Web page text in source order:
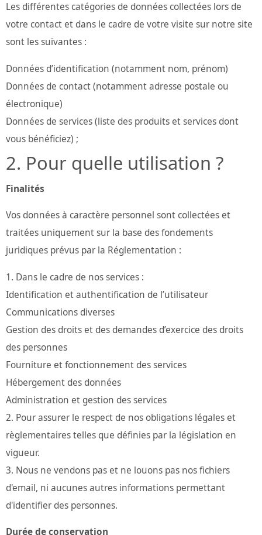
Les différentes catégories de données collectées lors de
votre contact et dans le cadre de votre visite sur notre site
sont les suivantes :
Données d’identification (notamment nom, prénom)
Données de contact (notamment adresse postale ou
électronique)
Données de services (liste des produits et services dont
vous bénéficiez) ;
Pour quelle utilisation ?
Finalités
Vos données à caractère personnel sont collectées et
traitées uniquement sur la base des fondements
juridiques prévus par la Réglementation :
Dans le cadre de nos services :
Identification et authentification de l’utilisateur
Communications diverses
Gestion des droits et des demandes d’exercice des droits
des personnes
Fourniture et fonctionnement des services
Hébergement des données
Administration et gestion des services
Pour assurer le respect de nos obligations légales et
règlementaires telles que définies par la législation en
vigueur.
Nous ne vendons pas et ne louons pas nos fichiers
d'email, ni aucunes autres informations permettant
d'identifier des personnes.
Durée de conservation